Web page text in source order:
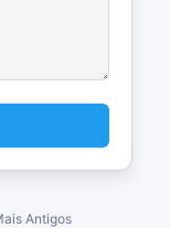
Antigos